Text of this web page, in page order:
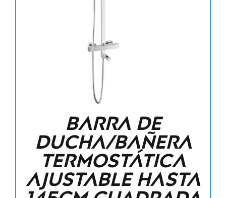
Barra de
ducha/bañera
termostática
ajustable hasta